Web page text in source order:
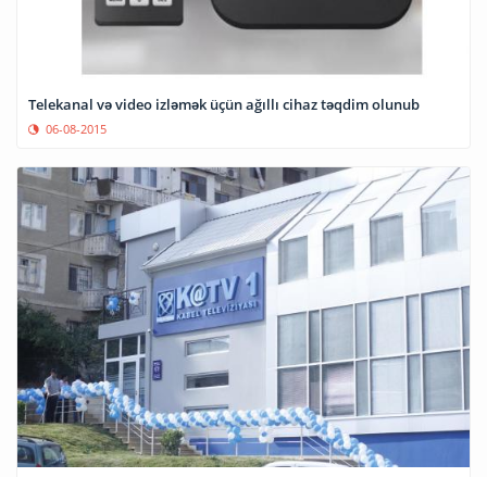
Telekanal və video izləmək üçün ağıllı cihaz təqdim olunub
06-08-2015